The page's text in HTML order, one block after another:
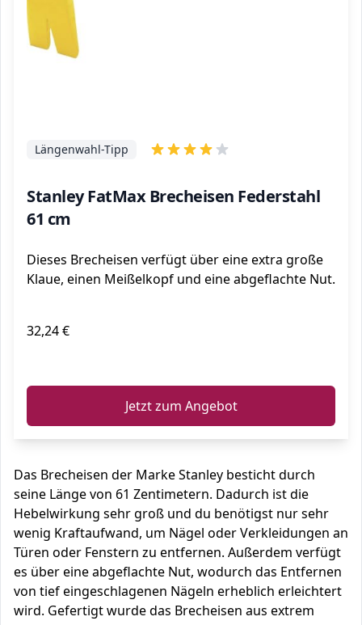
Stanley FatMax Brecheisen Federstahl
61 cm
Längenwahl-Tipp
Dieses Brecheisen verfügt über eine extra große
Klaue, einen Meißelkopf und eine abgeflachte Nut.
32,24 €
Jetzt zum Angebot
Das Brecheisen der Marke Stanley besticht durch
seine Länge von 61 Zentimetern. Dadurch ist die
Hebelwirkung sehr groß und du benötigst nur sehr
wenig Kraftaufwand, um Nägel oder Verkleidungen an
Türen oder Fenstern zu entfernen. Außerdem verfügt
es über eine abgeflachte Nut, wodurch das Entfernen
von tief eingeschlagenen Nägeln erheblich erleichtert
wird. Gefertigt wurde das Brecheisen aus extrem